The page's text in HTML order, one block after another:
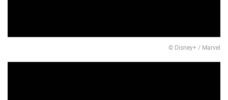
© Disney+ / Marvel